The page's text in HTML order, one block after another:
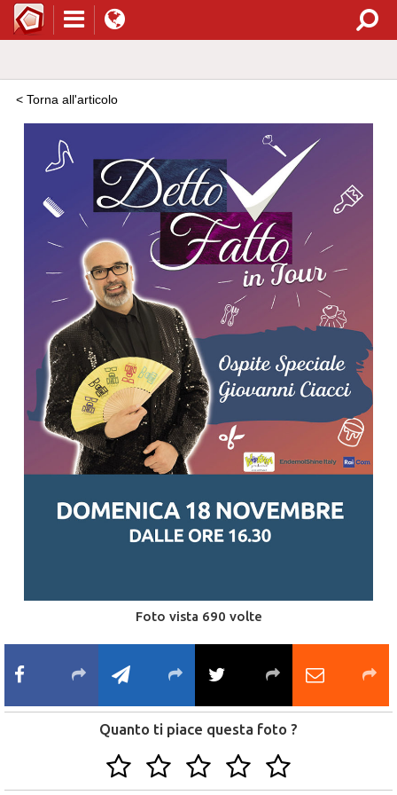
< Torna all'articolo
Foto vista 690 volte
Quanto ti piace questa foto ?